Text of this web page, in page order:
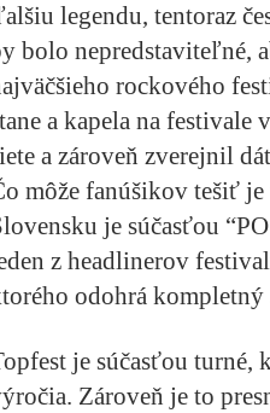
legendu, tentoraz
bolo nepredstaviteľné,
rockového
a kapela na
a zároveň zverejnil
môže fanúšikov tešiť
je súčasťou
z headlinerov
odohrá kompletný
je súčasťou turné,
Zároveň je to